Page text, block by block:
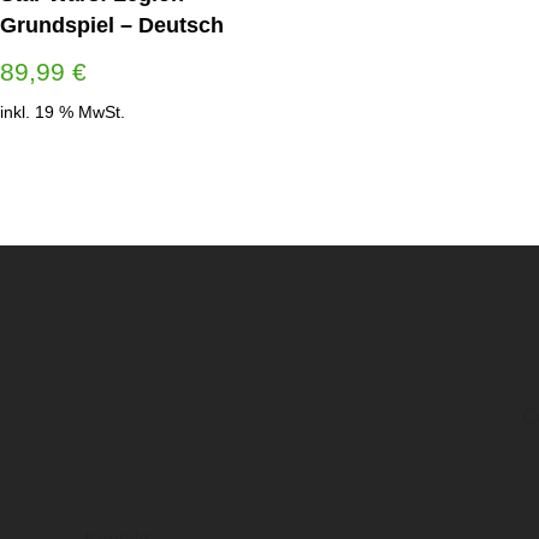
Grundspiel – Deutsch
89,99 €
inkl. 19 % MwSt.